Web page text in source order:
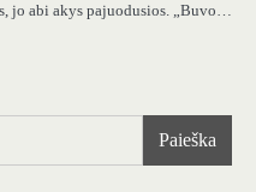
jo abi akys pajuodusios. „Buvo…
Paieška